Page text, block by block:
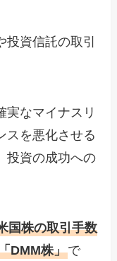
資信託の取引
実なマイナスリ
スを悪化させる
投資の成功への
国株の取引手数
DMM株」で